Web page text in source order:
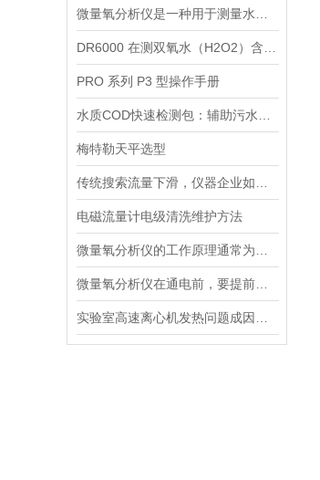
PRO 系列 P3 型操作手册
梅特勒天平选型
电磁流量计电级清洗维护方法